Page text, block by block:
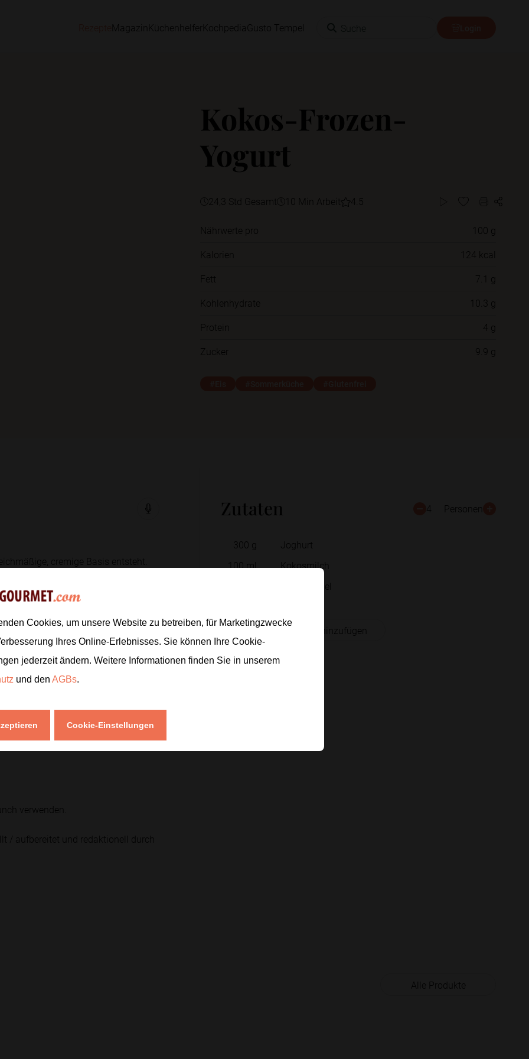
Magazin Küchenhelfer Kochpedia Gusto Tempel
Kokos-Frozen-
Yogurt
24,3 Std Gesamt 10 Min Arbeit 4.5
Nährwerte pro
100 g
Kalorien
124 kcal
Fett
7.1 g
Kohlenhydrate
10.3 g
Protein
4 g
Zucker
9.9 g
Zutaten 4 Personen
300 g
Joghurt
100ml
Kokosmilch
Kokosraspel
Zur Einkaufsliste hinzufügen
cremige Basis entsteht.
Ninja-Becher füllen, die
cremig-leichte Konsistenz
Cream-Programm starten.
entsteht ein herrlich cremiges,
verwenden.
/ aufbereitet und redaktionell durch
Alle Produkte
Cookies, um unsere Website zu betreiben, für Marketingzwecke
Ihres Online-Erlebnisses. Sie können Ihre Cookie-
jederzeit ändern. Weitere Informationen finden Sie in unserem
und den AGBs.
Cookie-Einstellungen